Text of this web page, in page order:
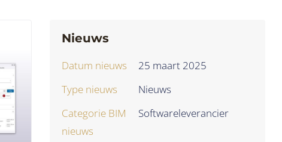
Nieuws
Datum nieuws
25 maart 2025
Type nieuws
Nieuws
Categorie BIM
nieuws
Softwareleverancier